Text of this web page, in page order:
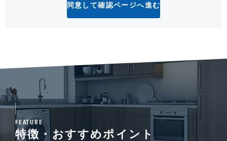
同意して確認ページへ進む
FEATURE
特徴・おすすめポイント